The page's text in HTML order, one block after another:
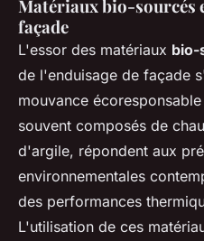
Matériaux bio-sourcés
façade
L'essor des matériaux bio-
de l'enduisage de façade
mouvance
souvent composés de
d'argile, répondent aux
environnementales
des performances
L'utilisation de ces